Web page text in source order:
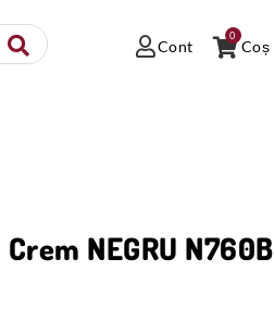
Cont Coș
0
NEGRU N760B